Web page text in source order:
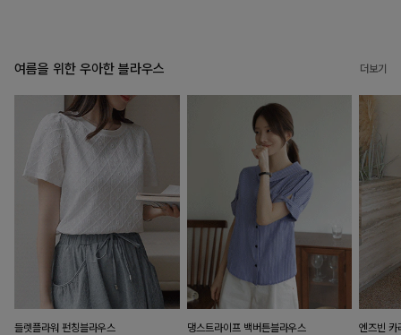
여름을 위한 우아한 블라우스 더보기
들렛플라워 펀칭블라우스 댕스트라이프 백버튼블라우스 엔즈빈